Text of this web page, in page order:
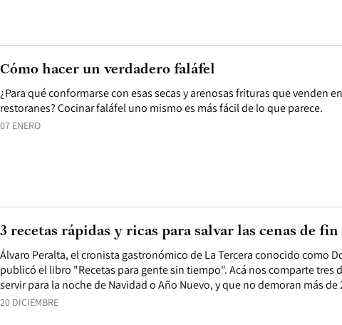
07 ENERO
¿Para qué conformarse con esas secas y arenosas frituras que venden
restoranes? Cocinar faláfel uno mismo es más fácil de lo que parece.
Cómo hacer un verdadero faláfel
20 DICIEMBRE
Álvaro Peralta, el cronista gastronómico de La Tercera conocido como
publicó el libro "Recetas para gente sin tiempo". Acá nos comparte tres
servir para la noche de Navidad o Año Nuevo, y que no demoran más
3 recetas rápidas y ricas para salvar las cenas de fin